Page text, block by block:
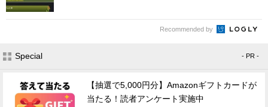
Recommended by
Special - PR -
【抽選で5,000円分】Amazonギフトカードが
当たる！読者アンケート実施中